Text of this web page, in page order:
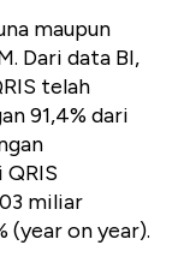
maupun
Dari data BI,
telah
91,4% dari
miliar
(year on year).